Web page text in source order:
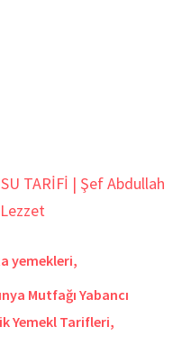
yemekleri,
Mutfağı Yabancı
Yemekl Tarifleri,